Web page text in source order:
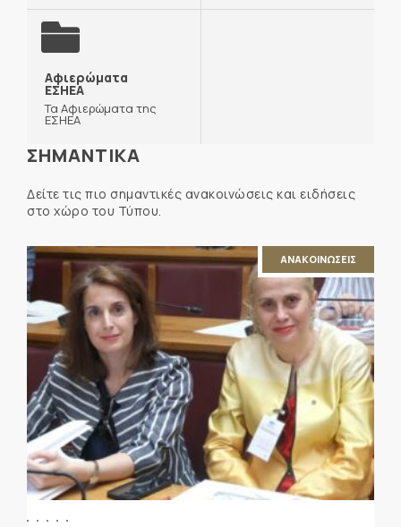
Αφιερώματα
ΕΣΗΕΑ
Τα Αφιερώματα της
ΕΣΗΕΑ
ΣΗΜΑΝΤΙΚΑ
Δείτε τις πιο σημαντικές ανακοινώσεις και ειδήσεις
στο χώρο του Τύπου.
ΑΝΑΚΟΙΝΩΣΕΙΣ